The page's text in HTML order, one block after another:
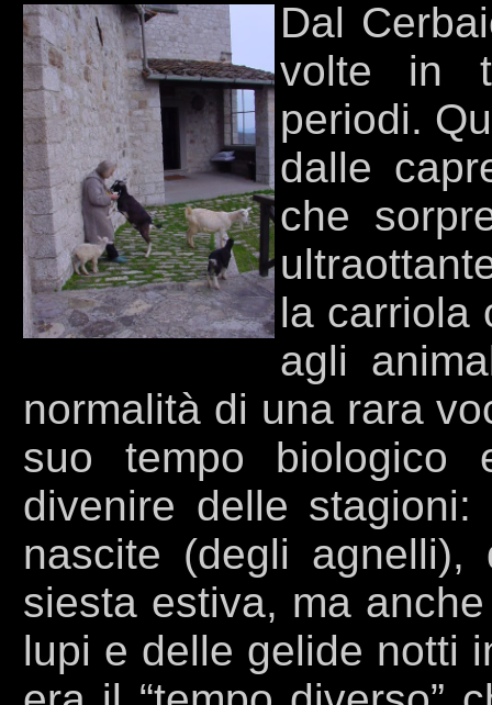
Dal
volte in
periodi.
dalle
che
la carriola
agli
normalità di una rara
suo tempo biologico
divenire delle
nascite (degli
siesta estiva, ma
lupi e delle gelide notti